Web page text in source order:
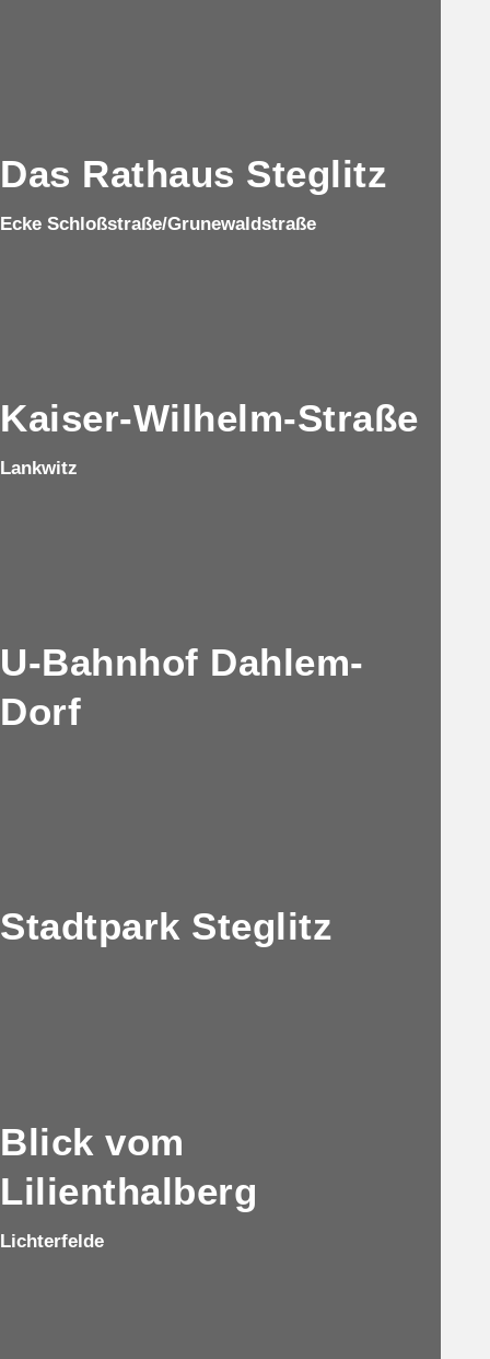
Das Rathaus Steglitz
Ecke Schloßstraße/Grunewaldstraße
Kaiser-Wilhelm-Straße
Lankwitz
U-Bahnhof Dahlem-
Dorf
Stadtpark Steglitz
Blick vom
Lilienthalberg
Lichterfelde